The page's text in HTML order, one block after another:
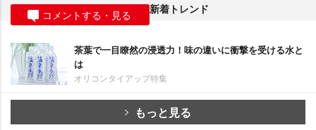
コメントする・見る 新着トレンド
茶葉で一目瞭然の浸透力！味の違いに衝撃を受ける水と
は
オリコンタイアップ特集
もっと見る